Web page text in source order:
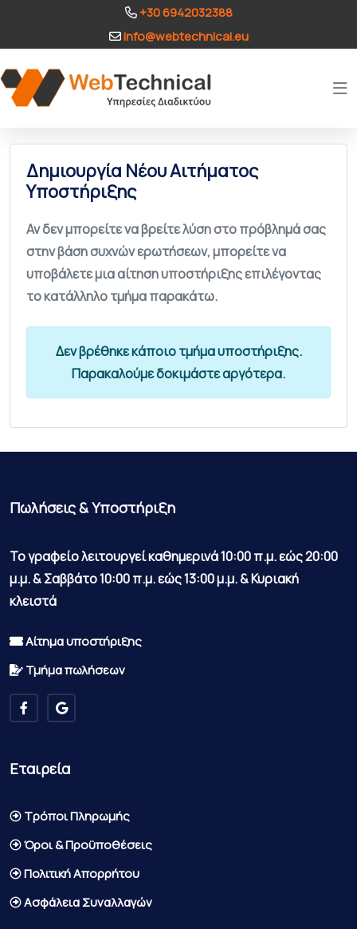
+30 6942032388
info@webtechnical.eu
Δημιουργία Νέου Αιτήματος
Υποστήριξης
Αν δεν μπορείτε να βρείτε λύση στο πρόβλημά σας
στην βάση συχνών ερωτήσεων, μπορείτε να
υποβάλετε μια αίτηση υποστήριξης επιλέγοντας
το κατάλληλο τμήμα παρακάτω.
Δεν βρέθηκε κάποιο τμήμα υποστήριξης.
Παρακαλούμε δοκιμάστε αργότερα.
Πωλήσεις & Υποστήριξη
Το γραφείο λειτουργεί καθημερινά 10:00 π.μ. εώς 20:00
μ.μ. & Σαββάτο 10:00 π.μ. εώς 13:00 μ.μ. & Κυριακή
κλειστά
Αίτημα υποστήριξης
Τμήμα πωλήσεων
Εταιρεία
Τρόποι Πληρωμής
Όροι & Προϋποθέσεις
Πολιτική Απορρήτου
Ασφάλεια Συναλλαγών